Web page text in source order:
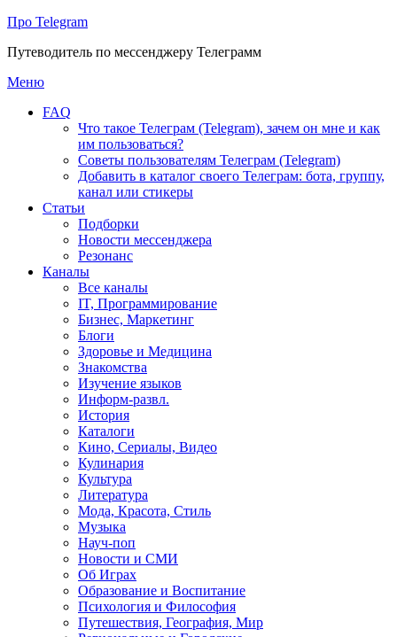
Про Telegram
Путеводитель по мессенджеру Телеграмм
Перейти
содержимому
Меню
FAQ
Что такое Телеграм (Telegram), зачем он мне и как
им пользоваться?
Советы пользователям Телеграм (Telegram)
Добавить в каталог своего Телеграм: бота, группу,
канал или стикеры
Статьи
Подборки
Новости мессенджера
Резонанс
Каналы
Все каналы
IT, Программирование
Бизнес, Маркетинг
Блоги
Здоровье и Медицина
Знакомства
Изучение языков
Информ-развл.
История
Каталоги
Кино, Сериалы, Видео
Кулинария
Культура
Литература
Мода, Красота, Стиль
Музыка
Науч-поп
Новости и СМИ
Об Играх
Образование и Воспитание
Психология и Философия
Путешествия, География, Мир